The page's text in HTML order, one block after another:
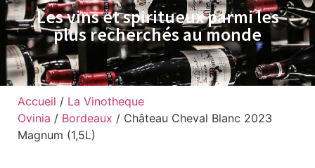
Les vins et spiritueux parmi les
plus recherchés au monde
Accueil / La Vinotheque
Ovinia / Bordeaux / Château Cheval Blanc 2023
Magnum (1,5L)